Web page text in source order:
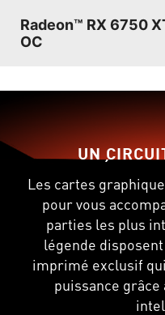
Radeon™ RX 6750
OC
UN
VOUS
Les cartes
pour vous
parties les plus
légende
imprimé exclusif
puissance